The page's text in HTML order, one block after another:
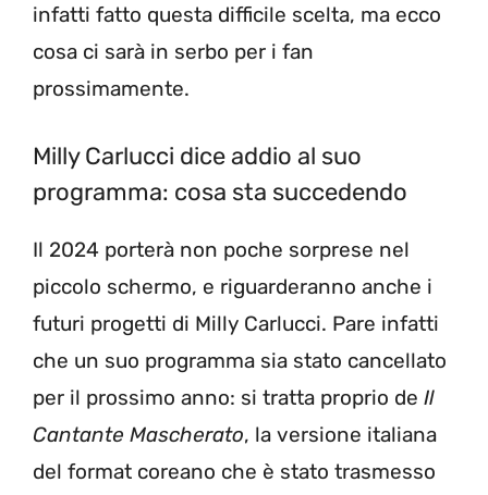
infatti fatto questa difficile scelta, ma ecco
cosa ci sarà in serbo per i fan
prossimamente.
Milly Carlucci dice addio al suo
programma: cosa sta succedendo
Il 2024 porterà non poche sorprese nel
piccolo schermo, e riguarderanno anche i
futuri progetti di Milly Carlucci. Pare infatti
che un suo programma sia stato cancellato
per il prossimo anno: si tratta proprio de Il
Cantante Mascherato, la versione italiana
del format coreano che è stato trasmesso